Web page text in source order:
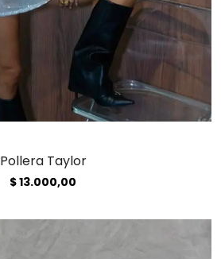
Pollera Taylor
$13.000,00